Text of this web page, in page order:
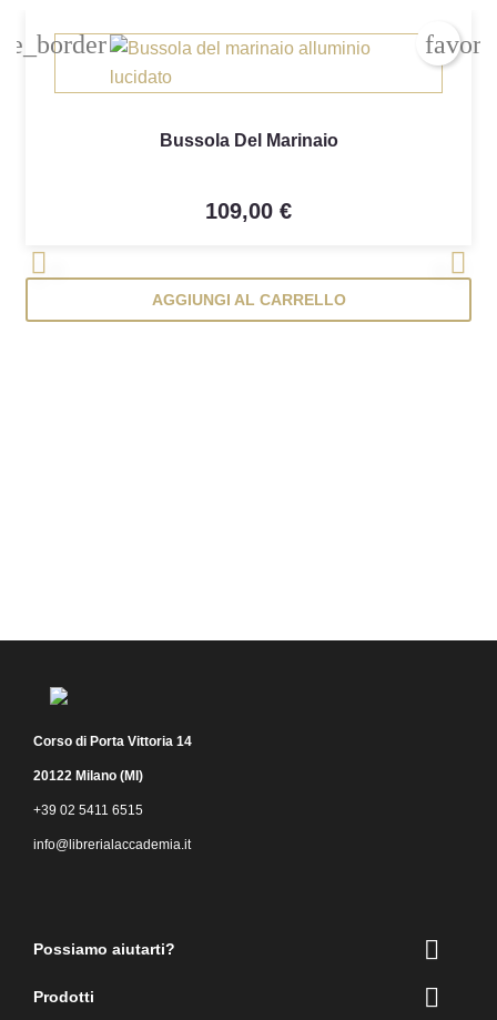
Crea lista
Annulla
Bussola Del Marinaio
109,00 €
AGGIUNGI AL CARRELLO
Corso di Porta Vittoria 14
20122 Milano (MI)
+39 02 5411 6515
info@librerialaccademia.it
Possiamo aiutarti? 
Prodotti 